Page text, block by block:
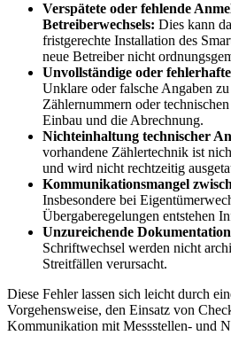
Verspätete oder fehlende
Betreiberwechsels: Dies kann
fristgerechte Installation des
neue Betreiber nicht
Unvollständige oder
Unklare oder falsche Angaben
Zählernummern oder
Einbau und die Abrechnung.
Nichteinhaltung technischer
vorhandene Zählertechnik ist
und wird nicht rechtzeitig
Kommunikationsmangel
Insbesondere bei
Übergaberegelungen entstehen
Unzureichende
Schriftwechsel werden nicht
Streitfällen verursacht.
Diese Fehler lassen sich leicht durch
Vorgehensweise, den Einsatz von
Kommunikation mit Messstellen- und